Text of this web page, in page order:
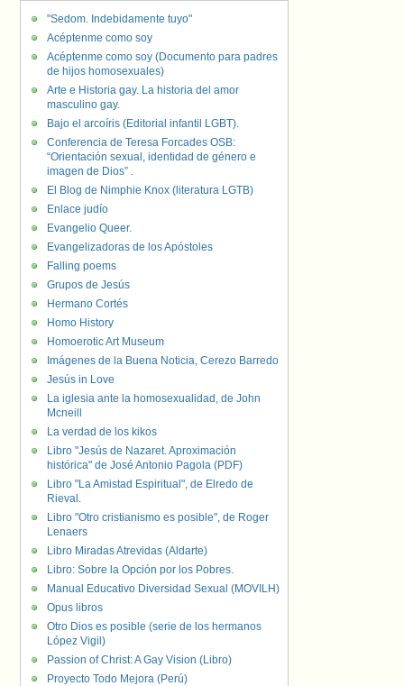
"Sedom. Indebidamente tuyo"
Acéptenme como soy
Acéptenme como soy (Documento para padres
de hijos homosexuales)
Arte e Historia gay. La historia del amor
masculino gay.
Bajo el arcoíris (Editorial infantil LGBT).
Conferencia de Teresa Forcades OSB:
“Orientación sexual, identidad de género e
imagen de Dios” .
El Blog de Nimphie Knox (literatura LGTB)
Enlace judío
Evangelio Queer.
Evangelizadoras de los Apóstoles
Falling poems
Grupos de Jesús
Hermano Cortés
Homo History
Homoerotic Art Museum
Imágenes de la Buena Noticia, Cerezo Barredo
Jesús in Love
La iglesia ante la homosexualidad, de John
Mcneill
La verdad de los kikos
Libro "Jesús de Nazaret. Aproximación
histórica" de José Antonio Pagola (PDF)
Libro "La Amistad Espiritual", de Elredo de
Rieval.
Libro "Otro cristianismo es posible", de Roger
Lenaers
Libro Miradas Atrevidas (Aldarte)
Libro: Sobre la Opción por los Pobres.
Manual Educativo Diversidad Sexual (MOVILH)
Opus libros
Otro Dios es posible (serie de los hermanos
López Vigil)
Passion of Christ: A Gay Vision (Libro)
Proyecto Todo Mejora (Perú)